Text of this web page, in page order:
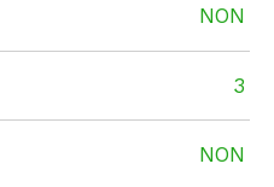
NON
3
NON